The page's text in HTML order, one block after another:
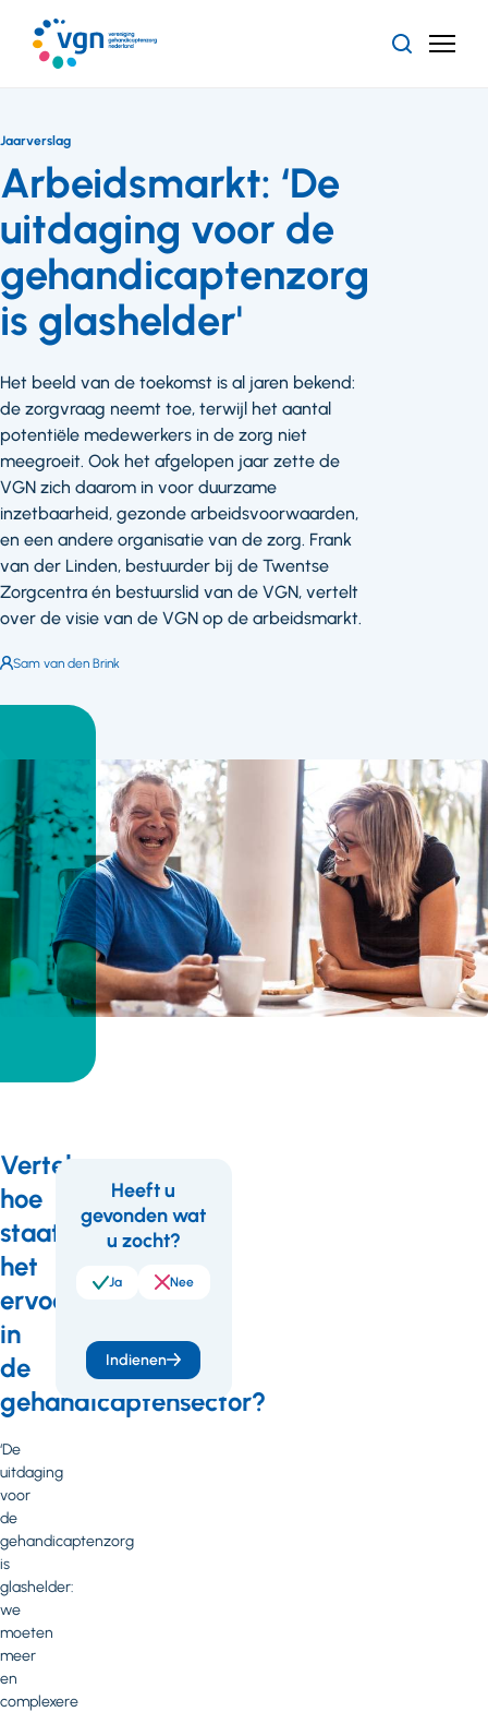
naar
hoofdinhoud
ZoekenMenu
Arbeidsmarkt: ‘De
uitdaging voor de
gehandicaptenzorg
is glashelder'
Jaarverslag
Het beeld van de toekomst is al jaren bekend:
de zorgvraag neemt toe, terwijl het aantal
potentiële medewerkers in de zorg niet
meegroeit. Ook het afgelopen jaar zette de
VGN zich daarom in voor duurzame
inzetbaarheid, gezonde arbeidsvoorwaarden,
en een andere organisatie van de zorg. Frank
van der Linden, bestuurder bij de Twentse
Zorgcentra én bestuurslid van de VGN, vertelt
over de visie van de VGN op de arbeidsmarkt.
Auteur:
Sam van den Brink
Vertel,
hoe
staat
het
ervoor
in
de
gehandicaptensector?
‘De
uitdaging
voor
de
gehandicaptenzorg
is
glashelder:
we
moeten
meer
en
complexere
Terug naar
jaarverslag
Feedback
Heeft u
gevonden wat
u zocht?
Ja Nee
Indienen